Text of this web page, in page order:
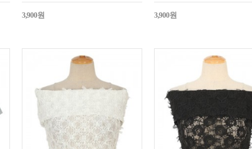
3,900원 3,900원